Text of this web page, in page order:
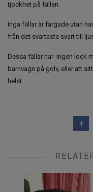
tjockhet på fällen.
Inga fällar är färgade utan
från det svartaste svart till
Dessa fällar har ingen lock
barnvagn på golv, eller att
helst.